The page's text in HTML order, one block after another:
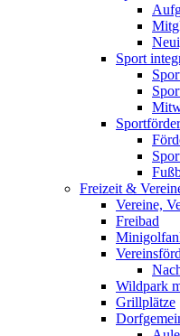
Sport
Freizeit &
Vereine,
Freibad
Wildpark
Grillplätze